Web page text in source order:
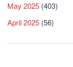
May 2025 (403)
April 2025 (56)